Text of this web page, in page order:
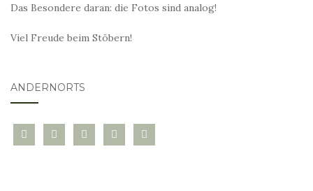
Das Besondere daran: die Fotos sind analog!
Viel Freude beim Stöbern!
ANDERNORTS
bloglovininstagramtwitter pinterest
mail